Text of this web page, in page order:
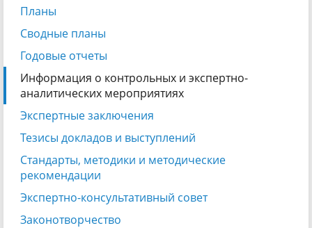
Планы
Сводные планы
Годовые отчеты
Информация о контрольных и экспертно-
аналитических мероприятиях
Экспертные заключения
Тезисы докладов и выступлений
Стандарты, методики и методические
рекомендации
Экспертно-консультативный совет
Законотворчество